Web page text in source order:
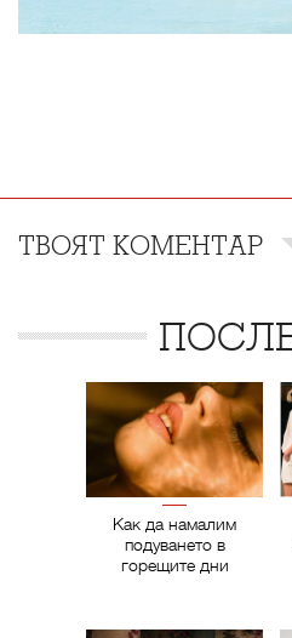
ТВОЯТ КОМЕНТАР
Как да намалим
подуването в
горещите дни